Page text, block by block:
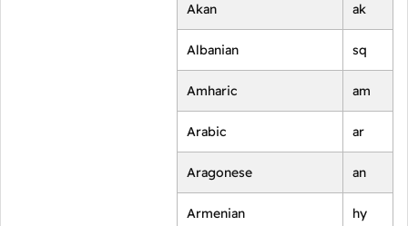
Akan ak
Albanian sq
Amharic am
Arabic ar
Aragonese an
Armenian hy